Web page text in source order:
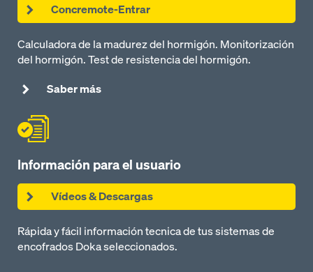
Concremote-Entrar
Calculadora de la madurez del hormigón. Monitorización
del hormigón. Test de resistencia del hormigón.
Saber más
Información para el usuario
Vídeos & Descargas
Rápida y fácil información tecnica de tus sistemas de
encofrados Doka seleccionados.